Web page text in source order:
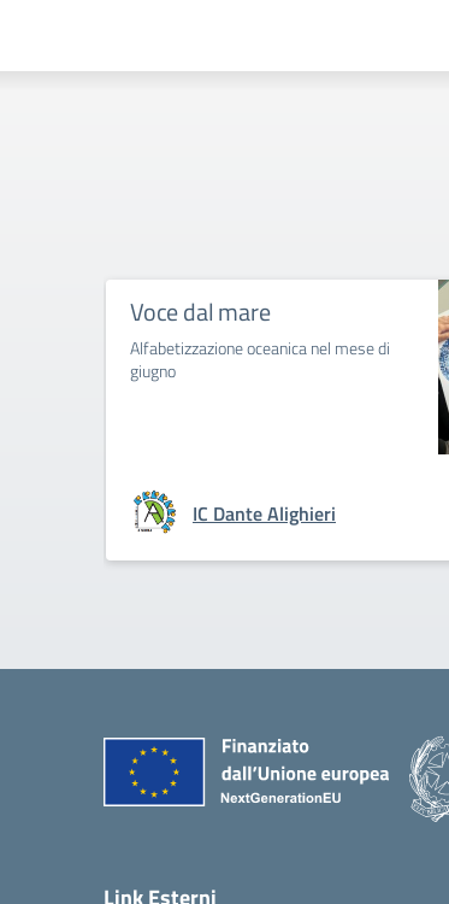
Voce dal mare
Alfabetizzazione oceanica nel mese di
giugno
IC Dante Alighieri
Link Esterni